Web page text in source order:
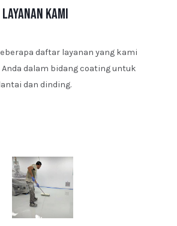
layanan kami
daftar layanan yang kami
dalam bidang coating untuk
dan dinding.